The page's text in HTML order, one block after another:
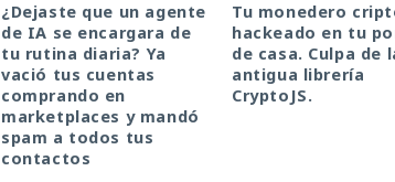
¿Dejaste que un agente
de IA se encargara de
tu rutina diaria? Ya
vació tus cuentas
comprando en
marketplaces y mandó
spam a todos tus
contactos
Tu monedero
hackeado en tu
de casa. Culpa de
antigua librería
CryptoJS.